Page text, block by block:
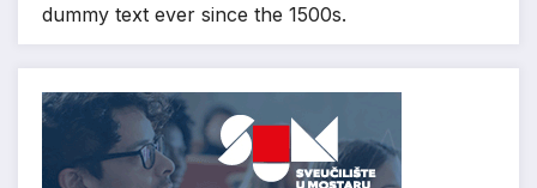
dummy text ever since the 1500s.